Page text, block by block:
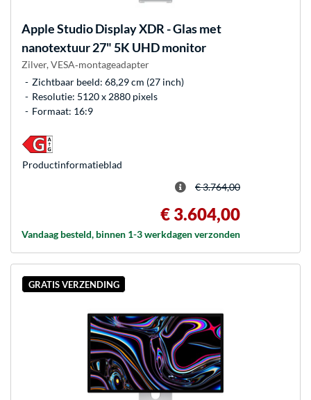
AppleStudio Display XDR - Glas met
nanotextuur 27" 5K UHD monitor
Zilver, VESA‑montageadapter
Zichtbaar beeld: 68,29 cm (27 inch)
Resolutie: 5120 x 2880 pixels
Formaat: 16:9
€ 3.764,00
€ 3.604,00
Vandaag besteld, binnen 1-3 werkdagen verzonden
Product­informatieblad
GRATIS VERZENDING